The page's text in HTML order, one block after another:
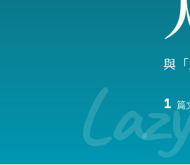
與
1 篇